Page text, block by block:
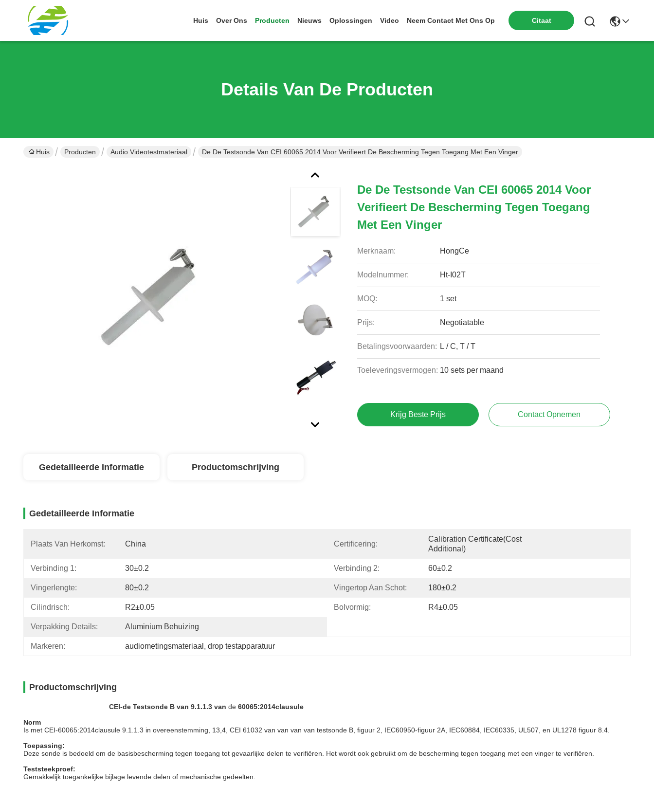
Huis Over Ons Producten Nieuws Oplossingen Video Neem Contact Met Ons Op Citaat
Details Van De Producten
Huis Producten Audio Videotestmateriaal De De Testsonde Van CEI 60065 2014 Voor Verifieert De Bescherming Tegen Toegang Met Een Vinger
De De Testsonde Van CEI 60065 2014 Voor
Verifieert De Bescherming Tegen Toegang
Met Een Vinger
Merknaam: HongCe
Modelnummer: Ht-I02T
MOQ: 1 set
Prijs: Negotiatable
Betalingsvoorwaarden: L / C, T / T
Toeleveringsvermogen: 10 sets per maand
Krijg Beste Prijs Contact Opnemen
Gedetailleerde Informatie Productomschrijving
Gedetailleerde Informatie
Plaats Van Herkomst: China Certificering:
Calibration Certificate(cost
Additional)
Verbinding 1: 30±0.2 Verbinding 2: 60±0.2
Vingerlengte: 80±0.2 Vingertop Aan Schot: 180±0.2
Cilindrisch: R2±0.05 Bolvormig: R4±0.05
Verpakking Details: Aluminium Behuizing
Markeren: audiometingsmateriaal , drop testapparatuur
Productomschrijving
CEI-de Testsonde B van 9.1.1.3 van de 60065:2014clausule
Norm
Is met CEI-60065:2014clausule 9.1.1.3 in overeenstemming, 13,4, CEI 61032 van van van van testsonde B, figuur 2, IEC60950-figuur 2A, IEC60884, IEC60335, UL507, en UL1278 figuur 8.4.
Toepassing:
Deze sonde is bedoeld om de basisbescherming tegen toegang tot gevaarlijke delen te verifiëren. Het wordt ook gebruikt om de bescherming tegen toegang met een vinger te verifiëren.
Teststeekproef:
Gemakkelijk toegankelijke bijlage levende delen of mechanische gedeelten.